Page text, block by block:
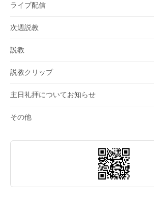
ライブ配信
次週説教
説教
説教クリップ
主日礼拝についてお知らせ
その他